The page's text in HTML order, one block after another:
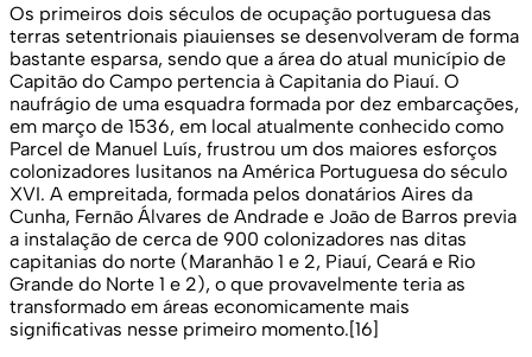
Os primeiros dois séculos de ocupação portuguesa das
terras setentrionais piauienses se desenvolveram de forma
bastante esparsa, sendo que a área do atual município de
Capitão do Campo pertencia à Capitania do Piauí. O
naufrágio de uma esquadra formada por dez embarcações,
em março de 1536, em local atualmente conhecido como
Parcel de Manuel Luís, frustrou um dos maiores esforços
colonizadores lusitanos na América Portuguesa do século
XVI. A empreitada, formada pelos donatários Aires da
Cunha, Fernão Álvares de Andrade e João de Barros previa
a instalação de cerca de 900 colonizadores nas ditas
capitanias do norte (Maranhão 1 e 2, Piauí, Ceará e Rio
Grande do Norte 1 e 2), o que provavelmente teria as
transformado em áreas economicamente mais
significativas nesse primeiro momento.[16]